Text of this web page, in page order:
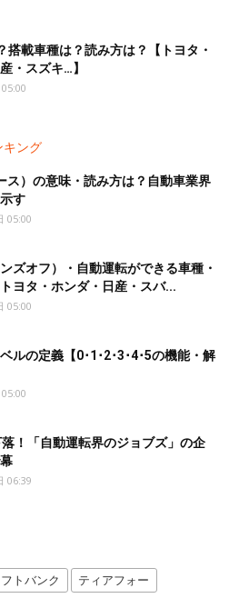
搭載車種は？読み方は？【トヨタ・
・スズキ…】
キング
ス）の意味・読み方は？自動車業界
す
05:00
ズオフ）・自動運転ができる車種・
ヨタ・ホンダ・日産・スバ...
05:00
ルの定義【0･1･2･3･4･5の機能・解
！「自動運転界のジョブズ」の企
06:39
トバンク ティアフォー